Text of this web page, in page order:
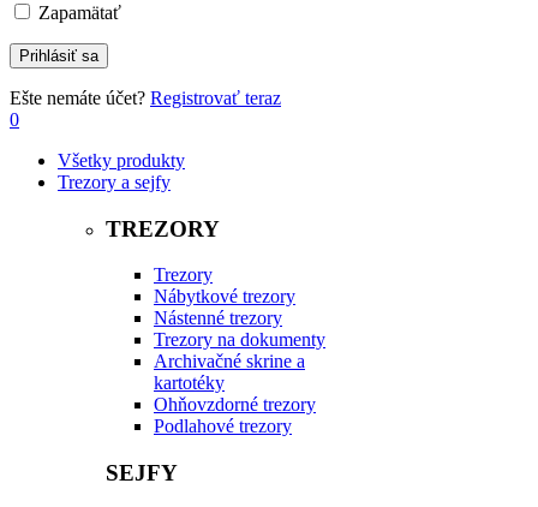
Zapamätať
Ešte nemáte účet? Registrovať teraz
0
Všetky produkty
Trezory a sejfy
TREZORY
Trezory
Nábytkové trezory
Nástenné trezory
Trezory na dokumenty
Archivačné skrine a
kartotéky
Ohňovzdorné trezory
Podlahové trezory
SEJFY